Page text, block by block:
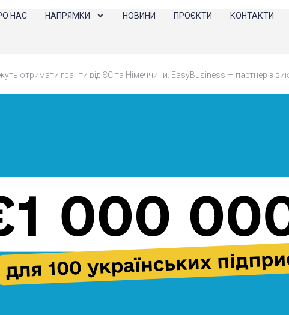
НАС НАПРЯМКИ НОВИНИ ПРОЄКТИ КОНТАКТИ
отримати гранти від ЄС та Німеччини. EasyBusiness — партнер з